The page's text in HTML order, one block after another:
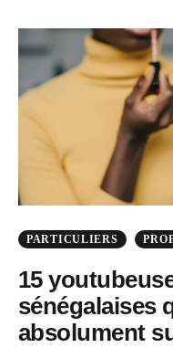
PARTICULIERS
15
sénégalaises
absolument